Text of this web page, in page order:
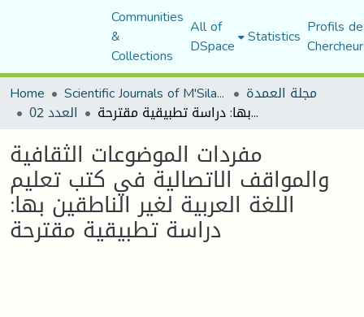
Communities
&
Collections
All of
DSpace Statistics Profils
Home
Scientific Journals of M'Sila University مجلة العمدة
العدد 02 مفردات الموضوعات الثقافية والمواقف الاتصالية في كتب تعليم اللغة العربية لغير الناطقين بها: دراسة تطبيقية مقترحة
مفردات الموضوعات الثقافية
والمواقف الاتصالية في كتب تعليم
اللغة العربية لغير الناطقين بها:
دراسة تطبيقية مقترحة